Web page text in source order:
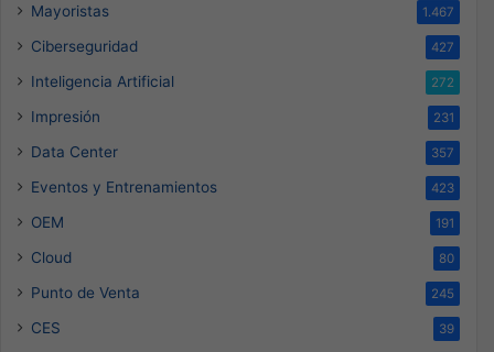
Mayoristas 1.467
Ciberseguridad 427
Inteligencia Artificial 272
Impresión 231
Data Center 357
Eventos y Entrenamientos 423
OEM 191
Cloud 80
Punto de Venta 245
CES 39